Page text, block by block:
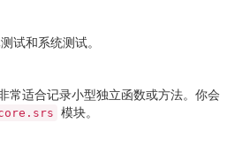
试和系统测试。
常适合记录小型独立函数或方法。你会
模块。